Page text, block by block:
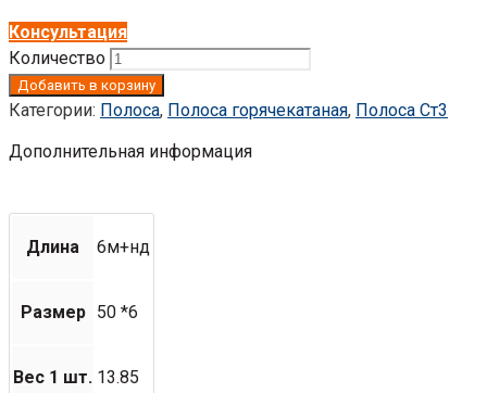
Консультация
Количество
Добавить в корзину
Категории: Полоса, Полоса горячекатаная, Полоса Ст3
Дополнительная информация
Длина 6м+нд
Размер 50 *6
Вес 1 шт. 13.85